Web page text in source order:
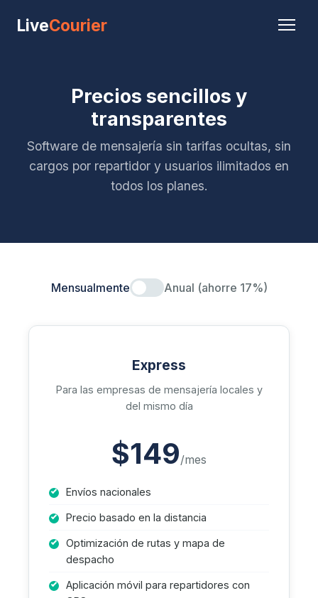
LiveCourier
Precios sencillos y
transparentes
Software de mensajería sin tarifas ocultas, sin
cargos por repartidor y usuarios ilimitados en
todos los planes.
Mensualmente Anual (ahorre 17%)
Express
Para las empresas de mensajería locales y
del mismo día
$149/mes
Envíos nacionales
Precio basado en la distancia
Optimización de rutas y mapa de
despacho
Aplicación móvil para repartidores con